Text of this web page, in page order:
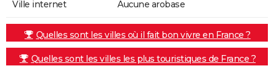
Ville internet Aucune arobase
Quelles sont les villes où il fait bon vivre en France ?
Quelles sont les villes les plus touristiques de France ?